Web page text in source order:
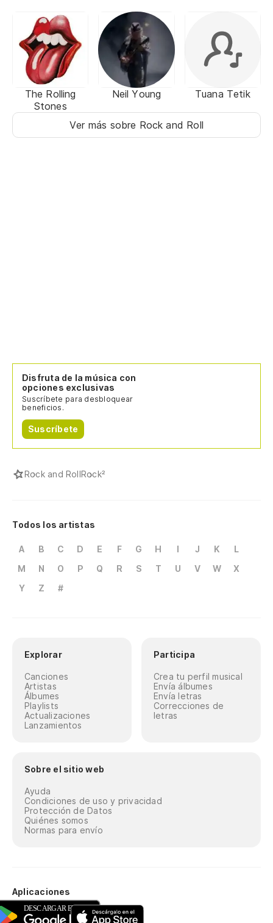
The Rolling
Stones
Neil Young Tuana Tetik
Ver más sobre Rock and Roll
Disfruta de la música con
opciones exclusivas
Suscríbete para desbloquear
beneficios.
Suscríbete
Rock and RollRock²
Todos los artistas
A B C D E F G H I J K
L
M
N O P Q R S T U V W
X
Y
Z #
Explorar
Canciones
Artistas
Álbumes
Playlists
Actualizaciones
Lanzamientos
Participa
Crea tu perfil musical
Envía álbumes
Envía letras
Correcciones de
letras
Sobre el sitio web
Ayuda
Condiciones de uso y privacidad
Protección de Datos
Quiénes somos
Normas para envío
Aplicaciones